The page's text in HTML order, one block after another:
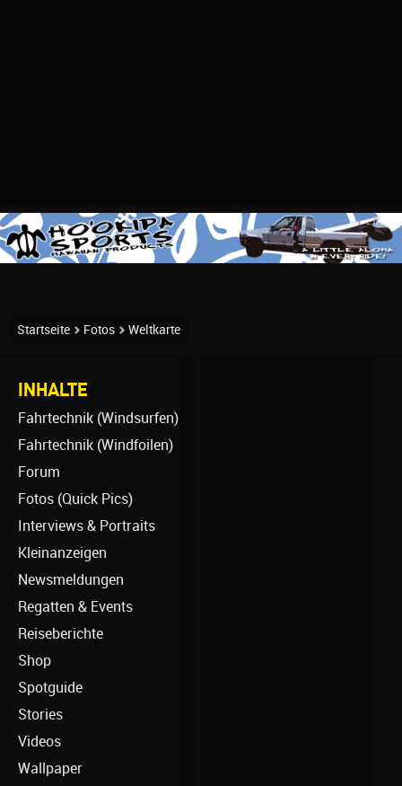
Startseite Fotos Weltkarte
INHALTE
Fahrtechnik (Windsurfen)
Fahrtechnik (Windfoilen)
Forum
Fotos (Quick Pics)
Interviews & Portraits
Kleinanzeigen
Newsmeldungen
Regatten & Events
Reiseberichte
Shop
Spotguide
Stories
Videos
Wallpaper